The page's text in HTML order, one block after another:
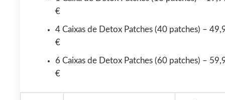
€
4 Caixas de Detox Patches (40 patches) –
€
6 Caixas de Detox Patches (60 patches) –
€